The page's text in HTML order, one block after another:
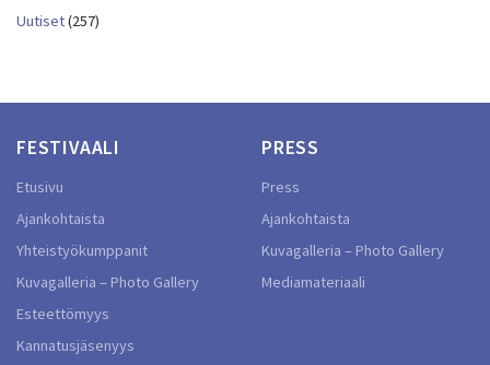
Uutiset(257)
FESTIVAALI
Etusivu
Ajankohtaista
Yhteistyökumppanit
Kuvagalleria – Photo Gallery
Esteettömyys
Kannatusjäsenyys
PRESS
Press
Ajankohtaista
Kuvagalleria – Photo Gallery
Mediamateriaali